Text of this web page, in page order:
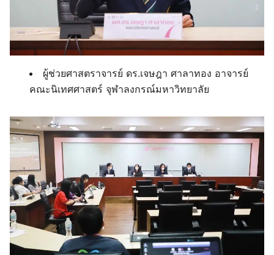
ผู้ช่วยศาสตราจารย์ ดร.เจษฎา ศาลาทอง อาจารย์
คณะนิเทศศาสตร์ จุฬาลงกรณ์มหาวิทยาลัย